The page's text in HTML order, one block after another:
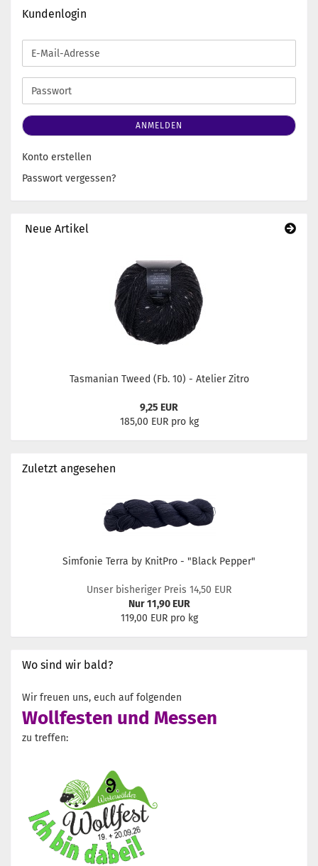
Kundenlogin
E-
Mail-
Adresse
Passwort
ANMELDEN
Konto erstellen
Passwort vergessen?
Neue Artikel
Tasmanian Tweed (Fb. 10) - Atelier Zitro
9,25 EUR
185,00 EUR pro kg
Zuletzt angesehen
Simfonie Terra by KnitPro - "Black Pepper"
Unser bisheriger Preis 14,50 EUR
Nur 11,90 EUR
119,00 EUR pro kg
Wo sind wir bald?
Wir freuen uns, euch auf folgenden
Wollfesten und Messen
zu treffen: